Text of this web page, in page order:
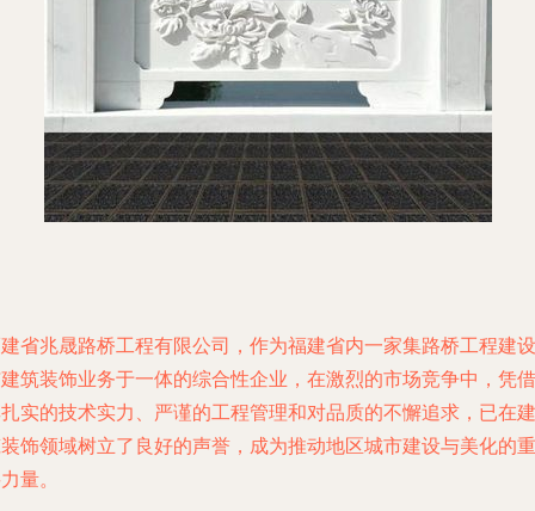
省兆晟路桥工程有限公司，作为福建省内一家集路桥工程建设
筑装饰业务于一体的综合性企业，在激烈的市场竞争中，凭借
实的技术实力、严谨的工程管理和对品质的不懈追求，已在建
饰领域树立了良好的声誉，成为推动地区城市建设与美化的重
量。